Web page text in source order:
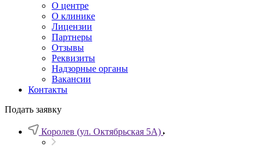
О центре
О клинике
Лицензии
Партнеры
Отзывы
Реквизиты
Надзорные органы
Вакансии
Контакты
Подать заявку
Королев (ул. Октябрьская 5А)